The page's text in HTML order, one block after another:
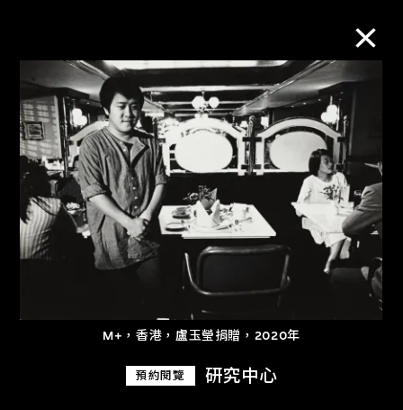
M+，香港，盧玉瑩捐贈，2020年
預約閱覽 研究中心
M+藏品
進一步篩選 搜索
探索世界頂級的二十及二十一世紀視覺
文化藏品。